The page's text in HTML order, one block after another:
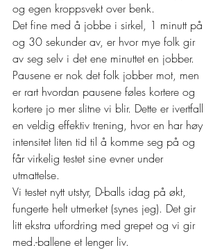
og egen kroppsvekt over benk.
Det fine med å jobbe i sirkel, 1 minutt på
og 30 sekunder av, er hvor mye folk gir
av seg selv i det ene minuttet en jobber.
Pausene er nok det folk jobber mot, men
er rart hvordan pausene føles kortere og
kortere jo mer slitne vi blir. Dette er ivertfall
en veldig effektiv trening, hvor en har høy
intensitet liten tid til å komme seg på og
får virkelig testet sine evner under
utmattelse.
Vi testet nytt utstyr, D-balls idag på økt,
fungerte helt utmerket (synes jeg). Det gir
litt ekstra utfordring med grepet og vi gir
med.-ballene et lenger liv.